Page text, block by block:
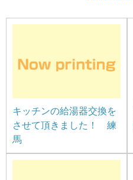
キッチンの給湯器交換を
させて頂きました！ 練
馬